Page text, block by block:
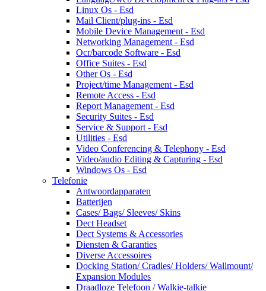
Linux Os - Esd
Mail Client/plug-ins - Esd
Mobile Device Management - Esd
Networking Management - Esd
Ocr/barcode Software - Esd
Office Suites - Esd
Other Os - Esd
Project/time Management - Esd
Remote Access - Esd
Report Management - Esd
Security Suites - Esd
Service & Support - Esd
Utilities - Esd
Video Conferencing & Telephony - Esd
Video/audio Editing & Capturing - Esd
Windows Os - Esd
Telefonie
Antwoordapparaten
Batterijen
Cases/ Bags/ Sleeves/ Skins
Dect Headset
Dect Systems & Accessories
Diensten & Garanties
Diverse Accessoires
Docking Station/ Cradles/ Holders/ Wallmount/
Expansion Modules
Draadloze Telefoon / Walkie-talkie